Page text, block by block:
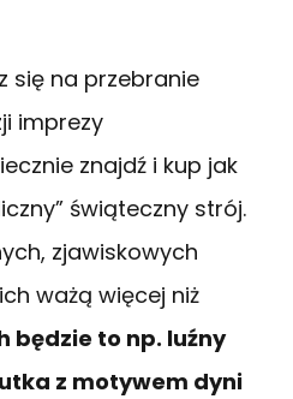
się na przebranie
imprezy
znajdź i kup jak
świąteczny strój.
zjawiskowych
ważą więcej niż
będzie to np. luźny
z motywem dyni